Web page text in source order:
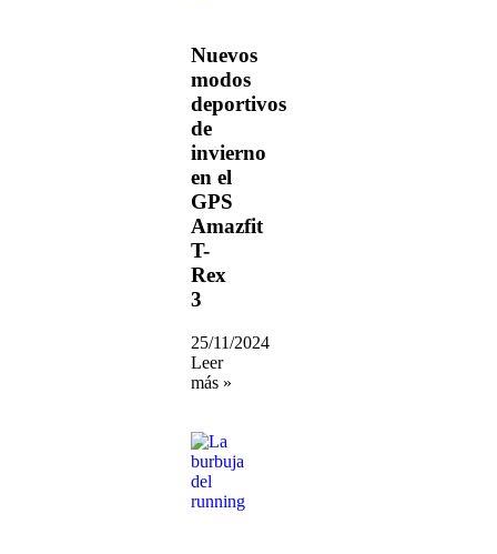
Nuevos
modos
deportivos
de
invierno
en el
GPS
Amazfit
T-
Rex
3
25/11/2024
Leer
más »